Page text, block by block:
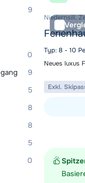
Niedernsill,
Typ: 8 - 10
Neues luxus
Exkl.
9
0
9
5
8
8
5
0